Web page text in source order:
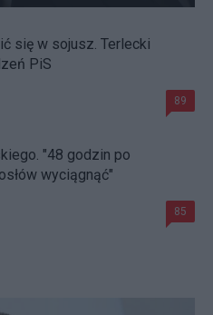
się w sojusz. Terlecki
PiS
89
"48 godzin po
wyciągnąć"
85